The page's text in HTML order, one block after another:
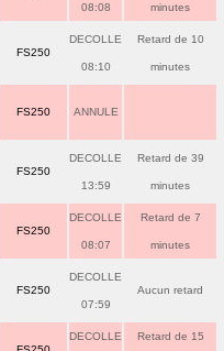
08:08 minutes
FS250
DECOLLE
08:10
Retard de 10
minutes
FS250 ANNULE
FS250
DECOLLE
13:59
Retard de 39
minutes
FS250
DECOLLE
08:07
Retard de 7
minutes
FS250
DECOLLE
07:59
Aucun retard
DECOLLE Retard de 15